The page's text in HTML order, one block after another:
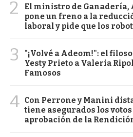
2
El ministro de
pone un freno a la
laboral y pide que los
3
"¡Volvé a Adeom!": el
Yesty Prieto a Valeria
Famosos
4 Con Perrone y Manini
tiene asegurados los
aprobación de la